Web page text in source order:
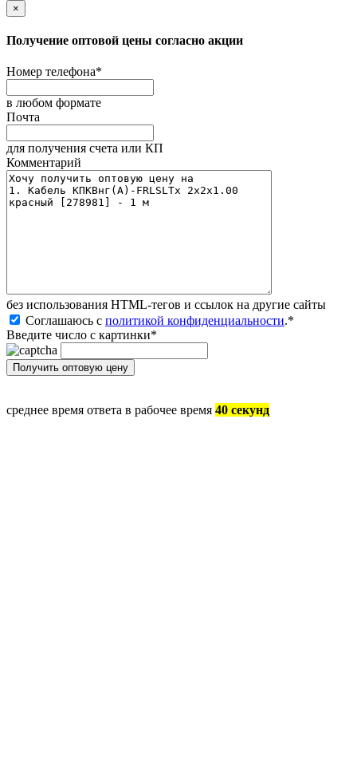
×
Получение оптовой цены согласно акции
Номер телефона*
в любом формате
Почта
для получения счета или КП
Комментарий
без иcпользования HTML-тегов и ссылок на другие сайты
Соглашаюсь с политикой конфиденциальности.*
Введите число с картинки*
среднее время ответа в рабочее время 40 секунд